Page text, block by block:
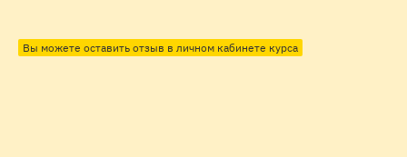
и знание дела:) Он дико
смешные вещи произносит с
Вы можете оставить отзыв в личном кабинете курса